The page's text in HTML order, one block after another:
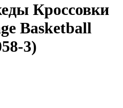
Кроссовки
Basketball
3)